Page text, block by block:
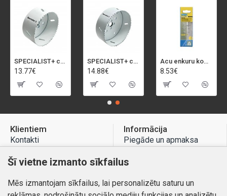
SPECIALIST+ caurumu zāģis BI-METAL, 92 mm
13.77€
SPECIALIST+ caurumu zāģis BI-METAL, 98 mm
14.88€
Acu enkuru komplekts, 3-13 mm, Rapid, 12 gab.
8.53€
Klientiem
Kontakti
Preču atgriešana
Mans profils
Informācija
Piegāde un apmaksa
Atteikuma tiesības
Šī vietne izmanto sīkfailus
Mēs izmantojam sīkfailus, lai personalizētu saturu un